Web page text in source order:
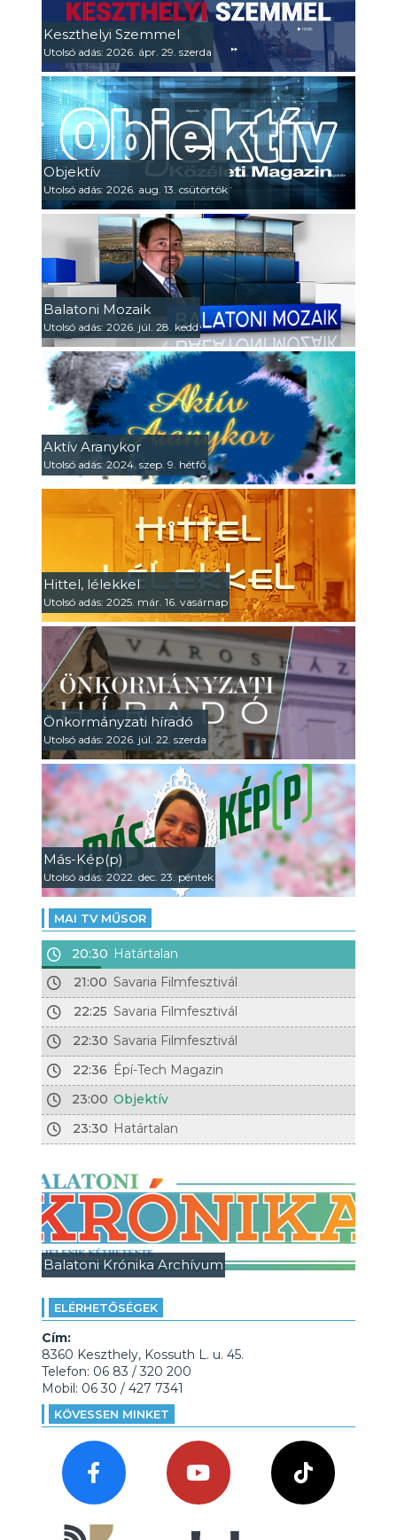
Keszthelyi Szemmel
Utolsó adás: 2026. ápr. 29. szerda
Objektív
Utolsó adás: 2026. aug. 13. csütörtök
Balatoni Mozaik
Utolsó adás: 2026. júl. 28. kedd
Aktív Aranykor
Utolsó adás: 2024. szep. 9. hétfő
Hittel, lélekkel
Utolsó adás: 2025. már. 16. vasárnap
Önkormányzati híradó
Utolsó adás: 2026. júl. 22. szerda
Más-Kép(p)
Utolsó adás: 2022. dec. 23. péntek
MAI TV MŰSOR
20:30 Határtalan
21:00 Savaria Filmfesztivál
22:25 Savaria Filmfesztivál
22:30 Savaria Filmfesztivál
22:36 Épí-Tech Magazin
23:00 Objektív
23:30 Határtalan
Balatoni Krónika Archívum
ELÉRHETŐSÉGEK
Cím:
8360 Keszthely, Kossuth L. u. 45.
Telefon: 06 83 / 320 200
Mobil: 06 30 / 427 7341
KÖVESSEN MINKET